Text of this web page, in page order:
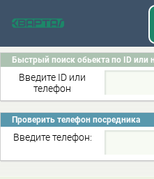
Быстрый поиск обьекта по ID или
Введите ID или
телефон
Проверить телефон посредника
Введите телефон: